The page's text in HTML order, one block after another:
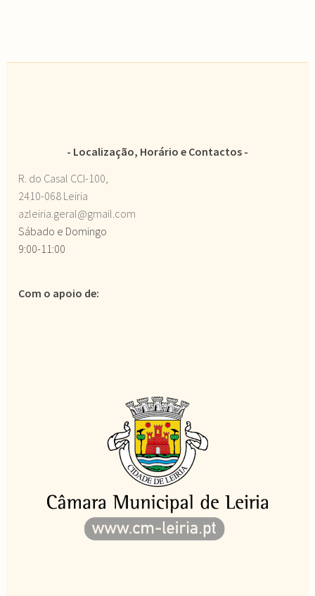
Localização, Horário e Contactos
R. do Casal CCI-100,
2410-068 Leiria
azleiria.geral@gmail.com
Sábado e Domingo
9:00-11:00
Com o apoio de: